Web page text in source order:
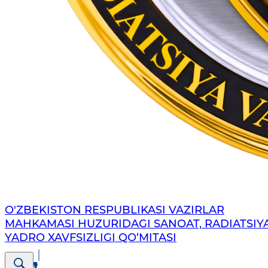
O'ZBEKISTON RESPUBLIKASI VAZIRLAR
MAHKAMASI HUZURIDAGI SANOAT,
YADRO XAVFSIZLIGI QO‘MITASI